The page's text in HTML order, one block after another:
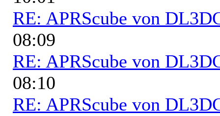
RE: APRScube von
08:09
RE: APRScube von
08:10
RE: APRScube von